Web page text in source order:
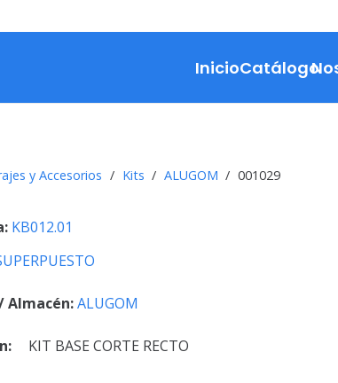
InicioCatálogo
y Accesorios / Kits / ALUGOM / 001029
KB012.01
Almacén:ALUGOM
KIT BASE CORTE RECTO